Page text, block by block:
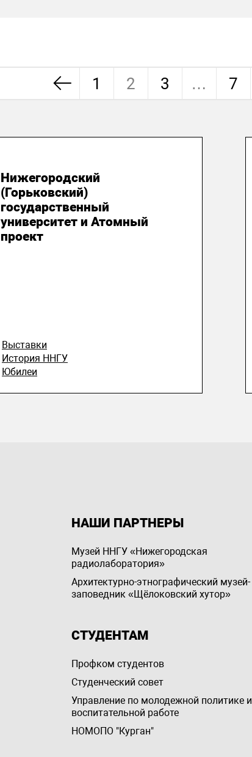
1 2 3 … 7
Нижегородский
(Горьковский)
государственный
университет и Атомный
проект
Выставки
История ННГУ
Юбилеи
НАШИ ПАРТНЕРЫ
Музей ННГУ «Нижегородская
радиолаборатория»
Архитектурно-этнографический музей-
заповедник «Щёлоковский хутор»
СТУДЕНТАМ
Профком студентов
Студенческий совет
Управление по молодежной политике и
воспитательной работе
НОМОПО "Курган"